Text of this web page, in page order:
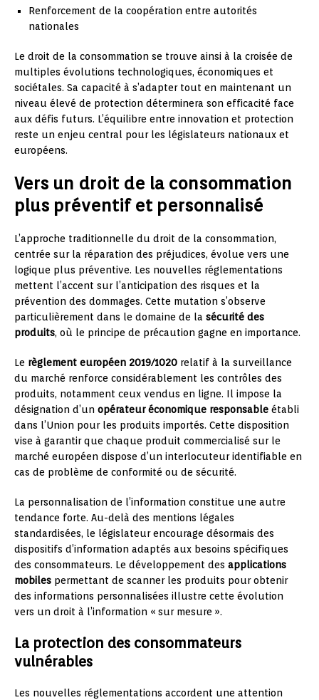
Renforcement de la coopération entre autorités
nationales
Le droit de la consommation se trouve ainsi à la croisée de
multiples évolutions technologiques, économiques et
sociétales. Sa capacité à s’adapter tout en maintenant un
niveau élevé de protection déterminera son efficacité face
aux défis futurs. L’équilibre entre innovation et protection
reste un enjeu central pour les législateurs nationaux et
européens.
Vers un droit de la consommation
plus préventif et personnalisé
L’approche traditionnelle du droit de la consommation,
centrée sur la réparation des préjudices, évolue vers une
logique plus préventive. Les nouvelles réglementations
mettent l’accent sur l’anticipation des risques et la
prévention des dommages. Cette mutation s’observe
particulièrement dans le domaine de la sécurité des
produits, où le principe de précaution gagne en importance.
Le règlement européen 2019/1020 relatif à la surveillance
du marché renforce considérablement les contrôles des
produits, notamment ceux vendus en ligne. Il impose la
désignation d’un opérateur économique responsable établi
dans l’Union pour les produits importés. Cette disposition
vise à garantir que chaque produit commercialisé sur le
marché européen dispose d’un interlocuteur identifiable en
cas de problème de conformité ou de sécurité.
La personnalisation de l’information constitue une autre
tendance forte. Au-delà des mentions légales
standardisées, le législateur encourage désormais des
dispositifs d’information adaptés aux besoins spécifiques
des consommateurs. Le développement des applications
mobiles permettant de scanner les produits pour obtenir
des informations personnalisées illustre cette évolution
vers un droit à l’information « sur mesure ».
La protection des consommateurs
vulnérables
Les nouvelles réglementations accordent une attention